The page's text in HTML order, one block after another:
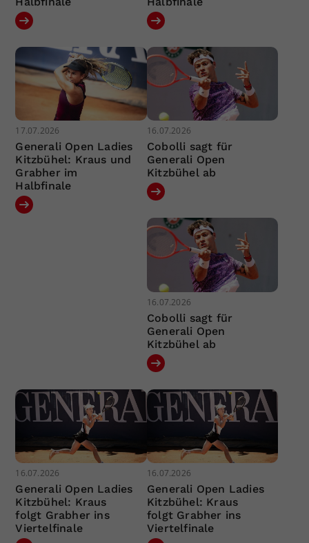
17.07.2026
Generali Open Ladies
Kitzbühel: Kraus und
Grabher im
Halbfinale
16.07.2026
Cobolli sagt für
Generali Open
Kitzbühel ab
16.07.2026
Cobolli sagt für
Generali Open
Kitzbühel ab
16.07.2026
Generali Open Ladies
Kitzbühel: Kraus
folgt Grabher ins
Viertelfinale
16.07.2026
Generali Open Ladies
Kitzbühel: Kraus
folgt Grabher ins
Viertelfinale